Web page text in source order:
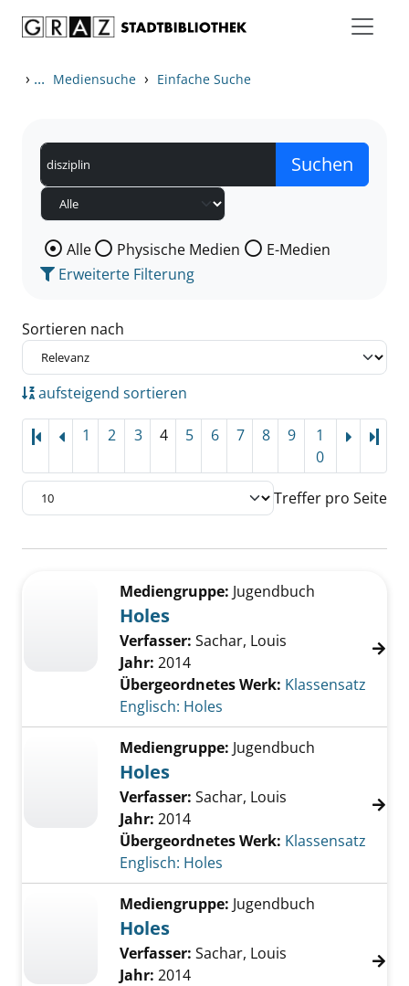
› ... Mediensuche › Einfache Suche
Wählen Sie die Medienart nach der Sie suchen wollen.
Alle Physische Medien
E-Medien
Erweiterte Filterung
Sortieren nach
aufsteigend sortieren
1 2 3 4 5 6 7 8 9
1
0
Treffer pro Seite
Zu den Suchfiltern springen
Mediengruppe: Jugendbuch
Holes
Verfasser: Sachar, Louis
Jahr: 2014
Übergeordnetes Werk: Klassensatz
Englisch: Holes
Mediengruppe: Jugendbuch
Holes
Verfasser: Sachar, Louis
Jahr: 2014
Übergeordnetes Werk: Klassensatz
Englisch: Holes
Mediengruppe: Jugendbuch
Holes
Verfasser: Sachar, Louis
Jahr: 2014